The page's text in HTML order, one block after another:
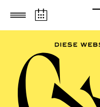
Zum Hauptinhalt